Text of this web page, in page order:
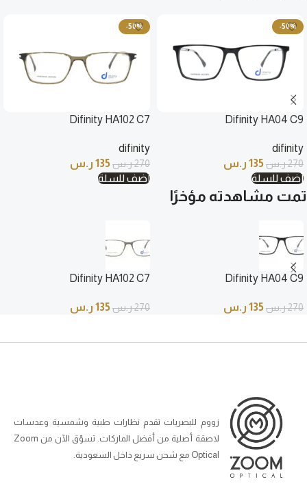
-50%
Difinity HA04 C9
difinity
270ر.س135 ر.س
أضف للسلة
-50%
Difinity HA102 C7
difinity
270ر.س135 ر.س
أضف للسلة
تمت مشاهدته مؤخرًا
Difinity HA04 C9
270ر.س135 ر.س
Difinity HA102 C7
270ر.س135 ر.س
زووم للبصريات تقدم نظارات طبية وشمسية وعدسات
لاصقة أصلية من أفضل الماركات. تسوّق الآن من Zoom
Optical مع شحن سريع داخل السعودية.